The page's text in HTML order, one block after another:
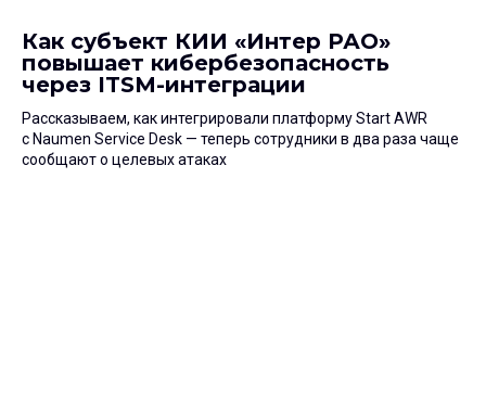
Как субъект КИИ «Интер РАО»
повышает кибербезопасность
через ITSM-интеграции
Рассказываем, как интегрировали платформу Start AWR
с Naumen Service Desk — теперь сотрудники в два раза чаще
сообщают о целевых атаках